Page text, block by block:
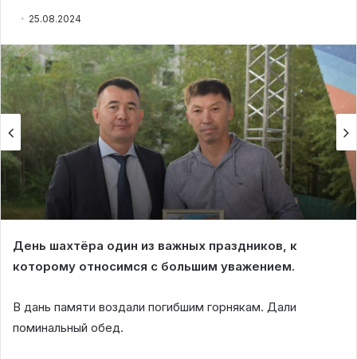
25.08.2024
День шахтёра один из важных праздников, к
которому относимся с большим уважением.
В дань памяти воздали погибшим горнякам. Дали
поминальный обед.